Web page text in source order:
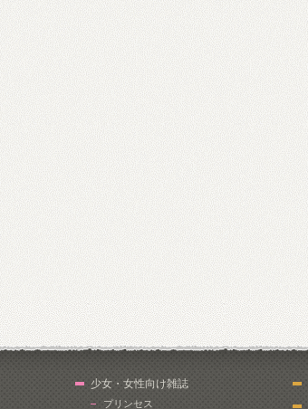
少女・女性向け雑誌
プリンセス